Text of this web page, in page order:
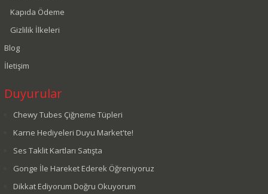
Kapıda Ödeme
Gizlilik İlkeleri
Blog
İletişim
Duyurular
Chewy Tubes Çiğneme Tüpleri
Karne Hediyeleri Duyu Market'te!
Ses Taklit Kartları Satışta
Gonge İle Hareket Ederek Öğreniyoruz
Dikkat Ediyorum Doğru Okuyorum